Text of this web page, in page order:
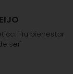
"Tu bienestar
ser"